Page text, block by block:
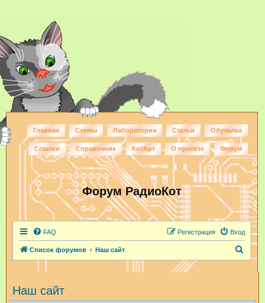
Главная Схемы Лаборатория Статьи Обучалка
Ссылки Справочник КотАрт О проекте Форум
Форум РадиоКот
FAQ Вход
Регистрация
Список форумов Наш сайт
Наш сайт